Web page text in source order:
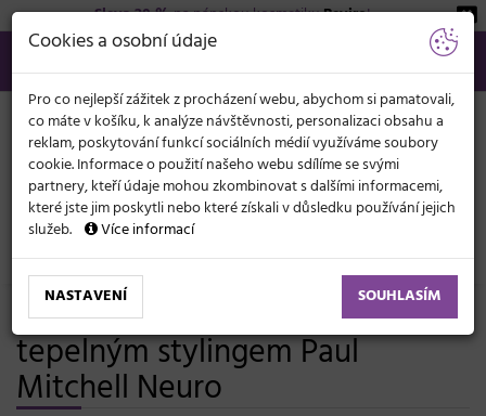
Sleva 20 %na pánskou kosmetikuBeviro!
566 440 099
info@svetkadernictvi.cz
Po−pá: 8−17
Vše o nákupu Kč
KATEGORIE
MENU
Značky Paul Mitchell
Řada pro vlasy namáhané
tepelným stylingem Paul
Mitchell Neuro
Cookies a osobní údaje
Pro co nejlepší zážitek z procházení webu, abychom si pamatovali,
co máte v košíku, k analýze návštěvnosti, personalizaci obsahu a
reklam, poskytování funkcí sociálních médií využíváme soubory
cookie. Informace o použití našeho webu sdílíme se svými
partnery, kteří údaje mohou zkombinovat s dalšími informacemi,
které jste jim poskytli nebo které získali v důsledku používání jejich
služeb.
Více informací
NASTAVENÍ SOUHLASÍM